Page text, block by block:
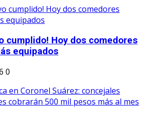
cumplido! Hoy dos comedores
equipados
0